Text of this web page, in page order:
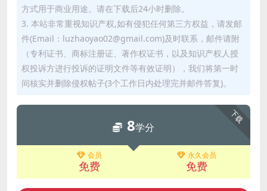
方式用于商业用途。请在下载后24小时删除。
3. 本站非常重视知识产权,如有侵犯任何第三方权益，请发邮
件(Email：luzhaoyao02@gmail.com)及时联系，邮件请附
（专利证书、商标注册证、著作权证书，以及知识产权人授
权投诉方进行投诉的证明文件等有效证明），我们将第一时
间核实并删除侵权帖子(3个工作日内处理完并邮件答复)。
下载
8学分
会员
免费
永久会员
免费